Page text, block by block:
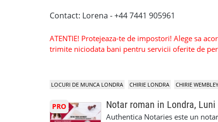
Contact: Lorena - +44 7441 905961
ATENTIE! Protejeaza-te de impostori! Alege sa
trimite niciodata bani pentru servicii oferite de
LOCURI DE MUNCA LONDRA CHIRIE LONDRA CHIRIE WEMBLEY
PRO Notar roman in Londra, Luni
Authentica Notaries este un